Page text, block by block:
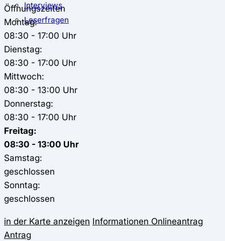
Interviews
Leserfragen
Öffnungszeiten
Montag:
08:30 - 17:00 Uhr
Dienstag:
08:30 - 17:00 Uhr
Mittwoch:
08:30 - 13:00 Uhr
Donnerstag:
08:30 - 17:00 Uhr
Freitag:
08:30 - 13:00 Uhr
Samstag:
geschlossen
Sonntag:
geschlossen
in der Karte anzeigen Informationen Onlineantrag
Antrag